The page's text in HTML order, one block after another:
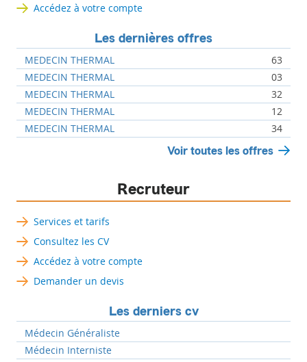
Accédez à votre compte
Les dernières offres
MEDECIN THERMAL
63
MEDECIN THERMAL
03
MEDECIN THERMAL
32
MEDECIN THERMAL
12
MEDECIN THERMAL
34
Voir toutes les offres
Recruteur
Services et tarifs
Consultez les CV
Accédez à votre compte
Demander un devis
Les derniers cv
Médecin Généraliste
Médecin Interniste